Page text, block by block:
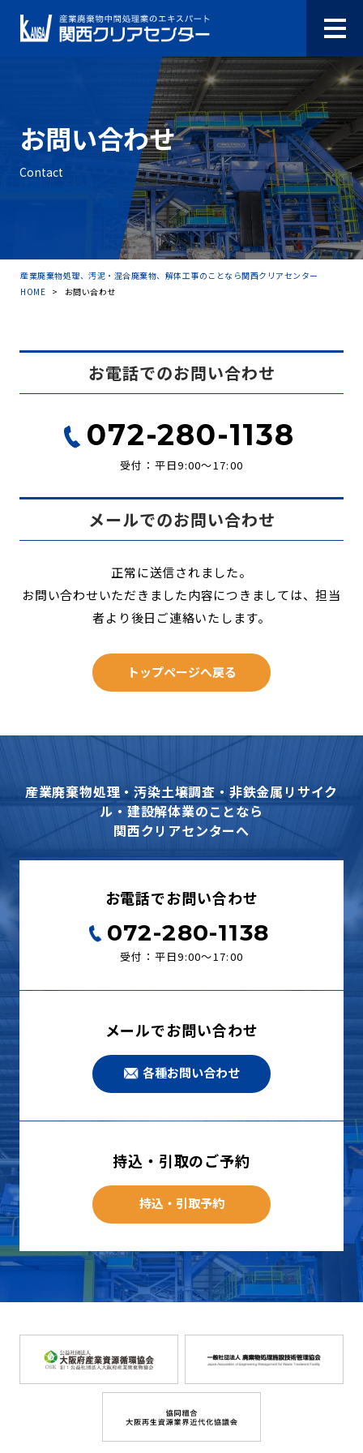
お問い合わせ
Contact
産業廃棄物処理、汚泥・混合廃棄物、解体工事のことなら関西クリアセンター
HOME > お問い合わせ
お電話でのお問い合わせ
072-280-1138
受付：平日9:00〜17:00
メールでのお問い合わせ
正常に送信されました。
お問い合わせいただきました内容につきましては、担当
者より後日ご連絡いたします。
トップページへ戻る
産業廃棄物処理・汚染土壌調査・非鉄金属リサイク
ル・建設解体業のことなら
関西クリアセンターへ
お電話でお問い合わせ
072-280-1138
受付：平日9:00〜17:00
メールでお問い合わせ
各種お問い合わせ
持込・引取のご予約
持込・引取予約